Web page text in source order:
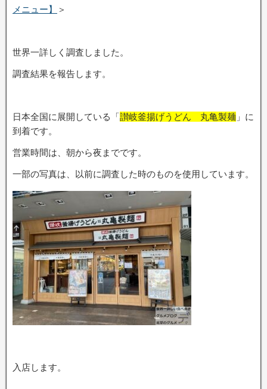
メニュー】 ＞
世界一詳しく調査しました。
調査結果を報告します。
日本全国に展開している「讃岐釜揚げうどん 丸亀製麺 」に
到着です。
営業時間は、朝から夜までです。
一部の写真は、以前に調査した時のものを使用しています。
入店します。